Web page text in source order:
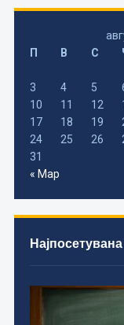
П
В С
3
4 5
10
11 12
17
18 19
24
25 26
31
« Мар
Најпосетувана